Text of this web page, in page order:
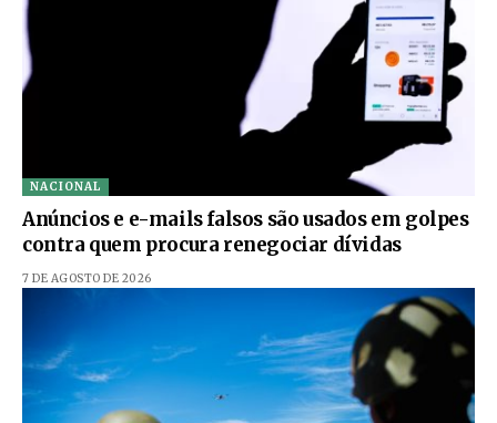
NACIONAL
Anúncios e e-mails falsos são usados em golpes
contra quem procura renegociar dívidas
7 DE AGOSTO DE 2026